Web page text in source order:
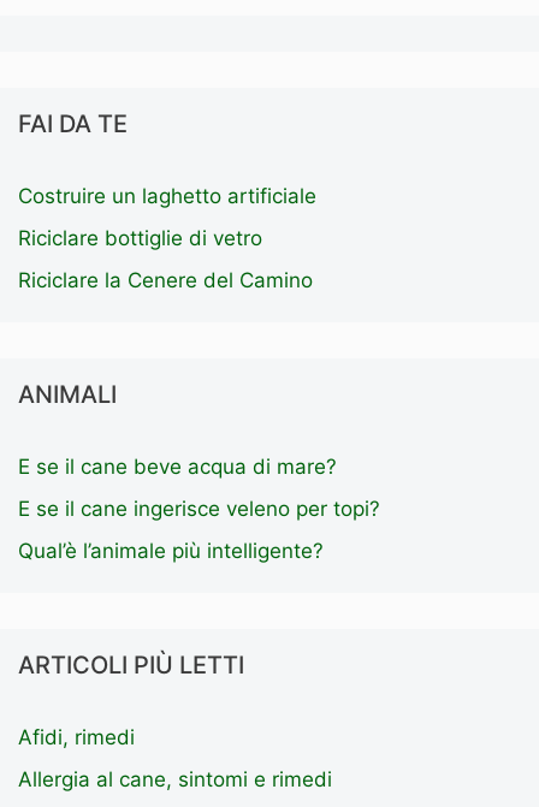
FAI DA TE
Costruire un laghetto artificiale
Riciclare bottiglie di vetro
Riciclare la Cenere del Camino
ANIMALI
E se il cane beve acqua di mare?
E se il cane ingerisce veleno per topi?
Qual’è l’animale più intelligente?
ARTICOLI PIÙ LETTI
Afidi, rimedi
Allergia al cane, sintomi e rimedi